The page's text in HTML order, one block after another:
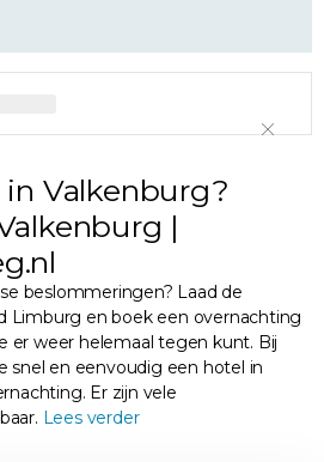
Valkenburg?
|
beslommeringen? Laad de
Limburg en boek een overnachting
er weer helemaal tegen kunt. Bij
snel en eenvoudig een hotel in
Er zijn vele
Lees verder